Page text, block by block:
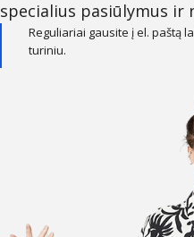
specialius pasiūlymus ir
Reguliariai gausite į el. paštą
turiniu.